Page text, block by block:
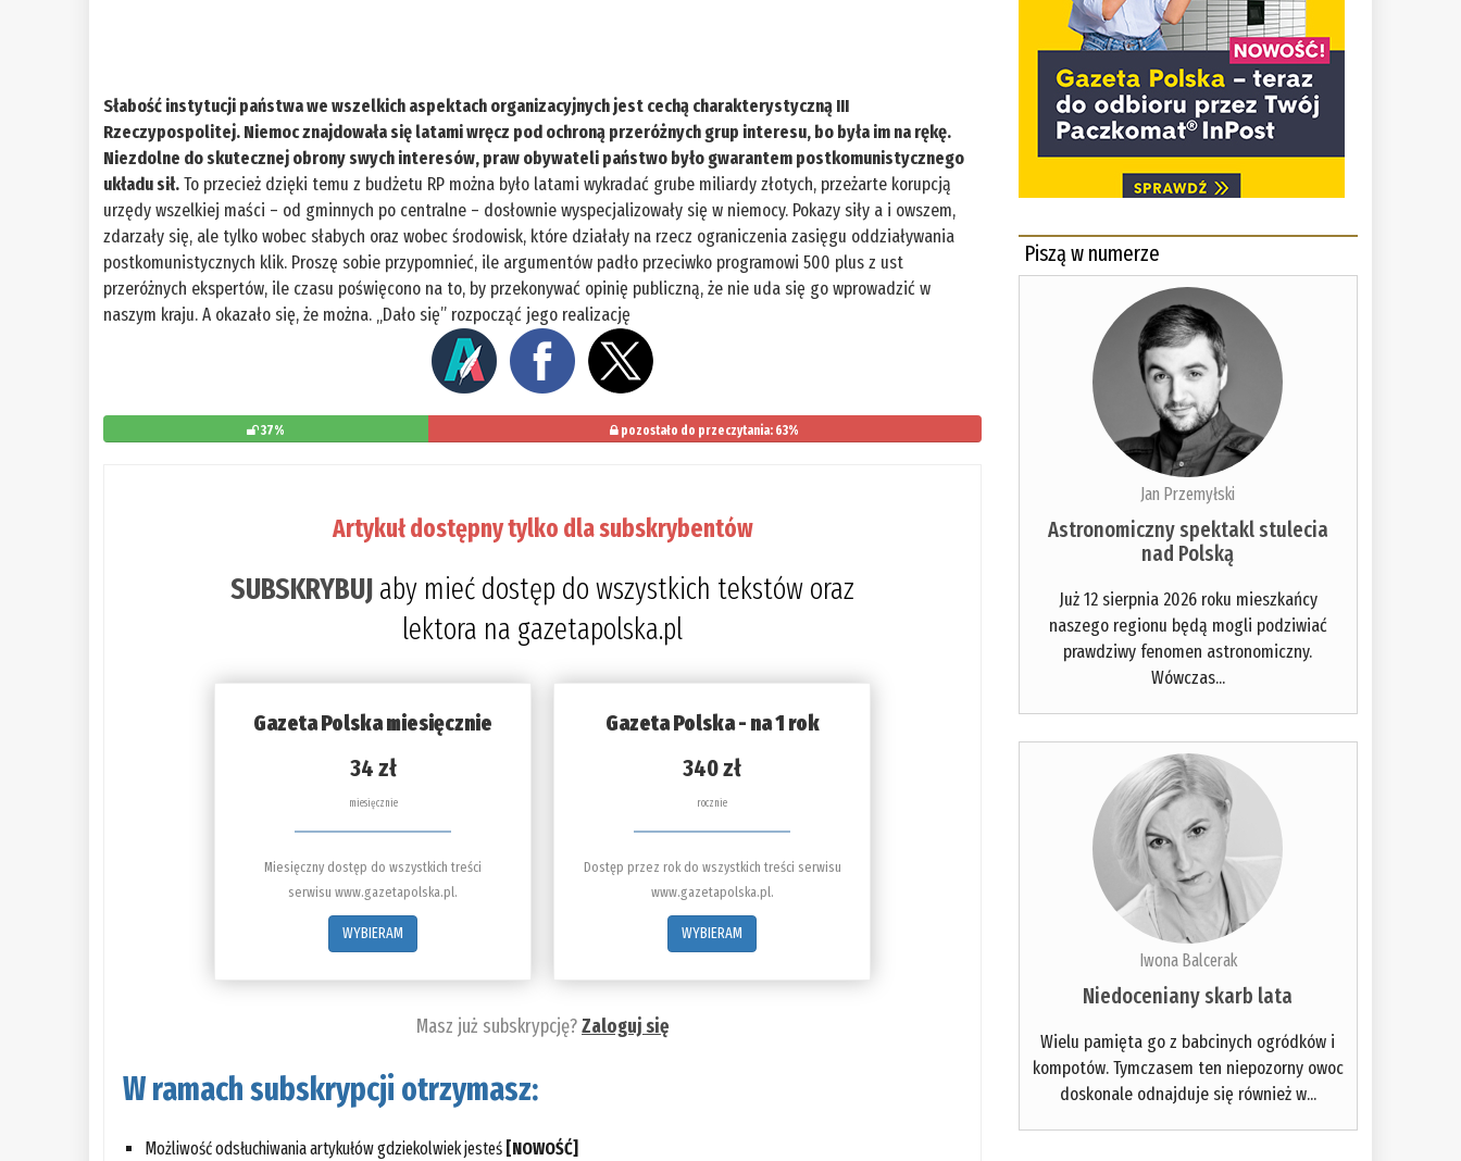
Słabość instytucji państwa we wszelkich aspektach organizacyjnych jest cechą charakterystyczną III
Rzeczypospolitej. Niemoc znajdowała się latami wręcz pod ochroną przeróżnych grup interesu, bo była im na rękę.
Niezdolne do skutecznej obrony swych interesów, praw obywateli państwo było gwarantem postkomunistycznego
układu sił.To przecież dzięki temu z budżetu RP można było latami wykradać grube miliardy złotych, przeżarte korupcją
urzędy wszelkiej maści – od gminnych po centralne – dosłownie wyspecjalizowały się w niemocy. Pokazy siły a i owszem,
zdarzały się, ale tylko wobec słabych oraz wobec środowisk, które działały na rzecz ograniczenia zasięgu oddziaływania
postkomunistycznych klik. Proszę sobie przypomnieć, ile argumentów padło przeciwko programowi 500 plus z ust
przeróżnych ekspertów, ile czasu poświęcono na to, by przekonywać opinię publiczną, że nie uda się go wprowadzić w
naszym kraju. A okazało się, że można. „Dało się” rozpocząć jego realizację
37% pozostało do przeczytania: 63%
Artykuł dostępny tylko dla subskrybentów
SUBSKRYBUJ aby mieć dostęp do wszystkich tekstów oraz
lektora na gazetapolska.pl
Gazeta Polska miesięcznie
34 zł
miesięcznie
Miesięczny dostęp do wszystkich treści
serwisu www.gazetapolska.pl.
WYBIERAM
Gazeta Polska - na 1 rok
340 zł
rocznie
Dostęp przez rok do wszystkich treści serwisu
www.gazetapolska.pl.
WYBIERAM
Masz już subskrypcję?Zaloguj się
W ramach subskrypcji otrzymasz:
Możliwość odsłuchiwania artykułów gdziekolwiek jesteś [NOWOŚĆ]
Piszą w numerze
Jan Przemyłski
Astronomiczny spektakl stulecia
nad Polską
Już 12 sierpnia 2026 roku mieszkańcy
naszego regionu będą mogli podziwiać
prawdziwy fenomen astronomiczny.
Wówczas...
Iwona Balcerak
Niedoceniany skarb lata
Wielu pamięta go z babcinych ogródków i
kompotów. Tymczasem ten niepozorny owoc
doskonale odnajduje się również w...